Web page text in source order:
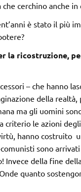
che cerchino anche
è stato il più
la ricostruzione,
– che hanno
della
ma gli uomini
criterio le azioni
hanno costruito
sono
della fine
quanto